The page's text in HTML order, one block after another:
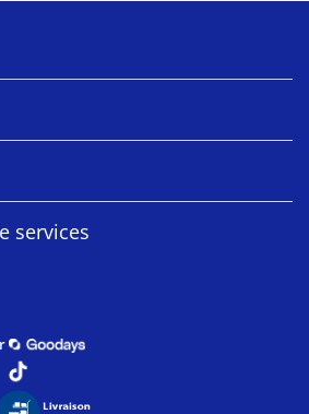
services